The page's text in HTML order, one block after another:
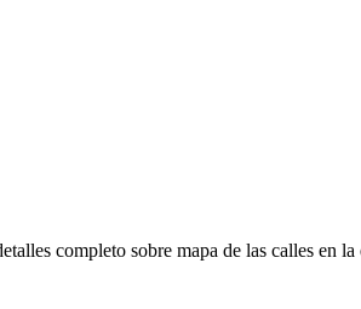
completo sobre mapa de las calles en